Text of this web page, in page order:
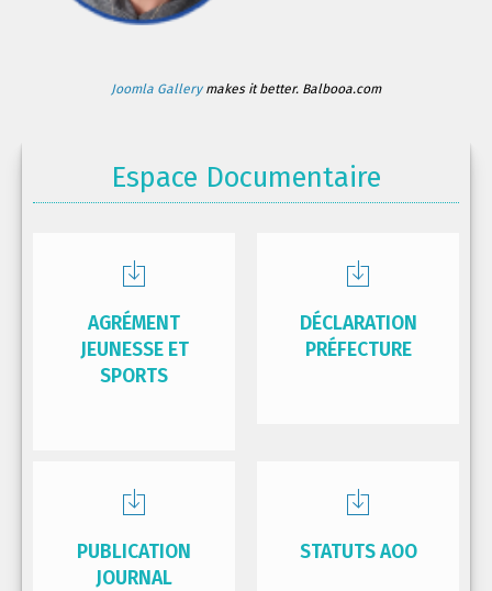
Joomla Gallerymakes it better. Balbooa.com
Espace Documentaire
AGRÉMENT
JEUNESSE ET
SPORTS
DÉCLARATION
PRÉFECTURE
PUBLICATION
JOURNAL
STATUTS AOO